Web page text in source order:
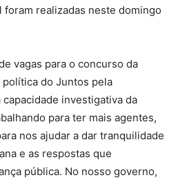
realizadas neste domingo
vagas para o concurso da
do Juntos pela
investigativa da
para ter mais agentes,
nos ajudar a dar tranquilidade
e as respostas que
pública. No nosso governo,